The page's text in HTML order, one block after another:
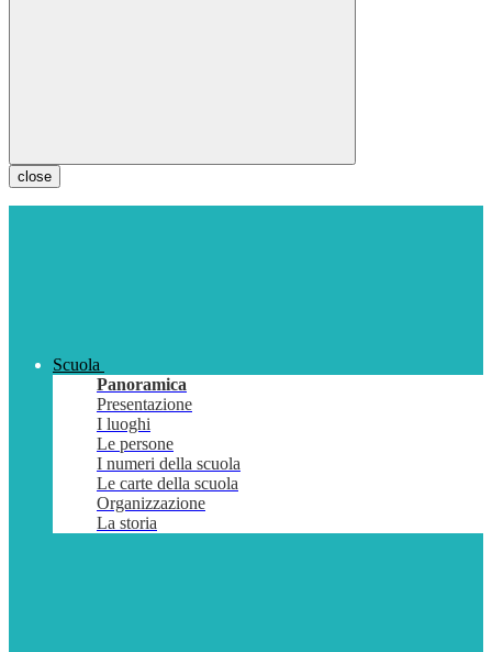
close
Scuola
Panoramica
Presentazione
I luoghi
Le persone
I numeri della scuola
Le carte della scuola
Organizzazione
La storia